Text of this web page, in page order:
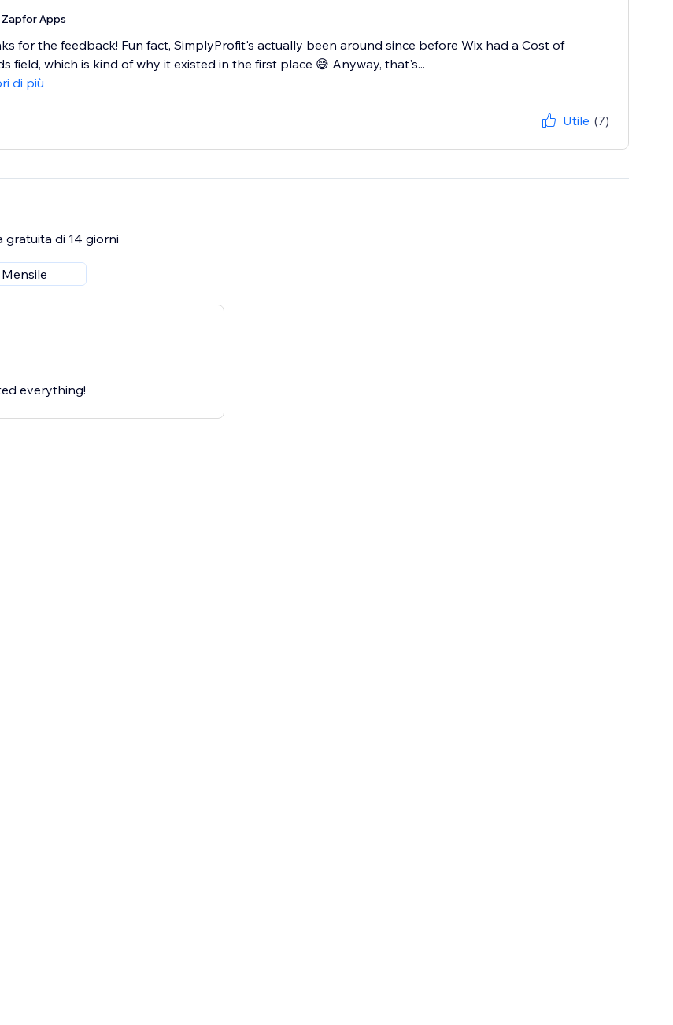
Apps
for the feedback! Fun fact, SimplyProfit's actually been around since before Wix had a Cost of
field, which is kind of why it existed in the first place 😅 Anyway, that's...
di più
Utile (7)
di 14 giorni
Mensile
everything!